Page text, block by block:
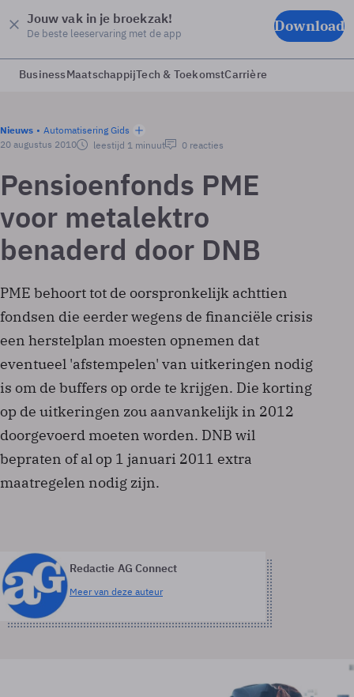
Jouw vak in je broekzak!
De beste leeservaring met de app Download
BusinessMaatschappijTech & ToekomstCarrière
Nieuws
Automatisering Gids
20 augustus 2010
leestijd 1 minuut 0 reacties
Pensioenfonds PME
voor metalektro
benaderd door DNB
PME behoort tot de oorspronkelijk achttien
fondsen die eerder wegens de financiële crisis
een herstelplan moesten opnemen dat
eventueel 'afstempelen' van uitkeringen nodig
is om de buffers op orde te krijgen. Die korting
op de uitkeringen zou aanvankelijk in 2012
doorgevoerd moeten worden. DNB wil
bepraten of al op 1 januari 2011 extra
maatregelen nodig zijn.
Redactie AG Connect
Meer van deze auteur